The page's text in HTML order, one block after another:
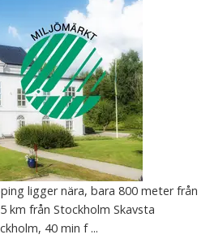
ligger nära, bara 800 meter från
km från Stockholm Skavsta
40 min f ...